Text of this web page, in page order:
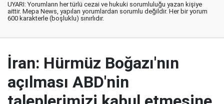
UYARI: Yorumların her türlü cezai ve hukuki sorumluluğu yazan kişiye
aittir. Mepa News, yapılan yorumlardan sorumlu değildir. Her bir yorum
600 karakterle (boşluklu) sınırlıdır.
İran: Hürmüz Boğazı'nın
açılması ABD'nin